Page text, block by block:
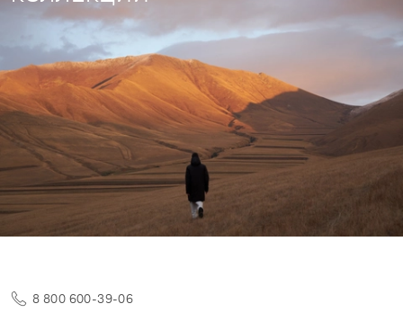
8 800 600-39-06